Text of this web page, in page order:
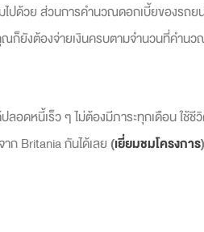
ไปด้วย ส่วนการคำนวณดอกเบี้ยของร
คุณก็ยังต้องจ่ายเงินครบตามจำนวนที่คำน
ลอดหนี้เร็ว ๆ ไม่ต้องมีภาระทุกเดือน ใช้
ก Britania กันได้เลย(เยี่ยมชมโครงการ)